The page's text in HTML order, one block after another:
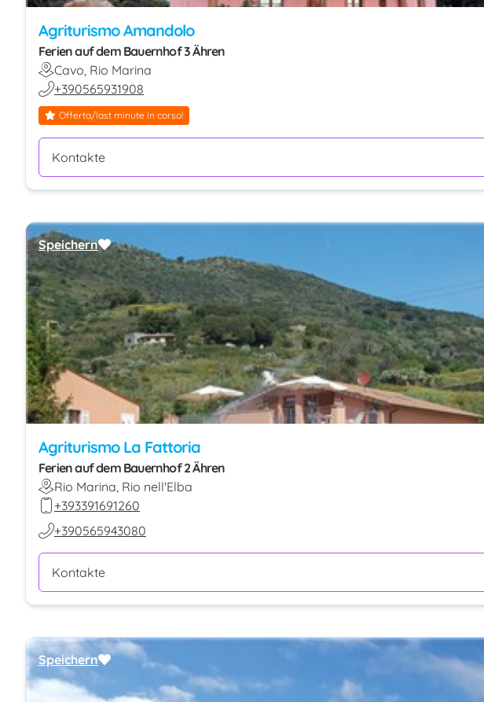
Agriturismo Amandolo
Ferien auf dem Bauernhof 3 Ähren
Cavo, Rio Marina
+390565931908
Offerta/last minute in corso!
Kontakte
Agriturismo La Fattoria
Ferien auf dem Bauernhof 2 Ähren
Rio Marina, Rio nell'Elba
+393391691260
+390565943080
Kontakte
Speichern
Speichern